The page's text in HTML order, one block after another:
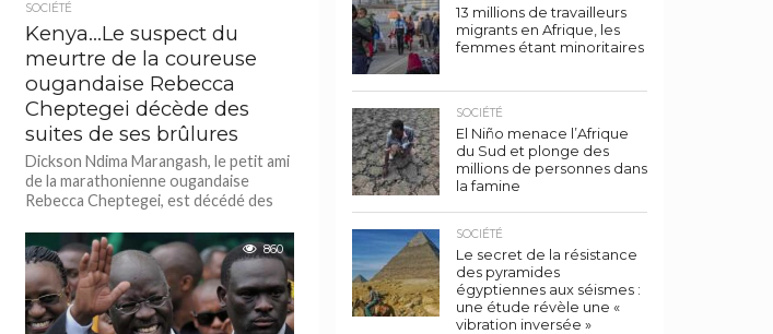
SOCIÉTÉ
Kenya…Le suspect du
meurtre de la coureuse
ougandaise Rebecca
Cheptegei décède des
suites de ses brûlures
Dickson Ndima Marangash, le petit ami
de la marathonienne ougandaise
Rebecca Cheptegei, est décédé des
lorsqu’il...
860
13 millions de travailleurs
migrants en Afrique, les
femmes étant minoritaires
SOCIÉTÉ
El Niño menace l’Afrique
du Sud et plonge des
millions de personnes dans
la famine
SOCIÉTÉ
Le secret de la résistance
des pyramides
égyptiennes aux séismes :
une étude révèle une «
vibration inversée »